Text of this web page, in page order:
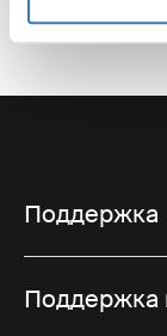
Поддержка
Поддержка